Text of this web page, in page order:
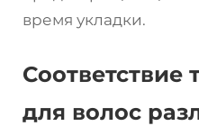
время укладки.
Соответствие
для волос